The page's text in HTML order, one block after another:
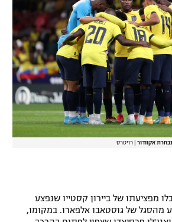
רויטרס
מפציעתו של ביירון קסטייו שנפצע
מהסגל של גוסטאבו אלפארו. במקומו,